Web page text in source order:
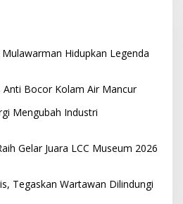
Hidupkan Legenda
Anti Bocor Kolam Air Mancur
Mengubah Industri
Gelar Juara LCC Museum 2026
Tegaskan Wartawan Dilindungi